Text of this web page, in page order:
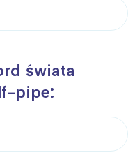
świata
pipe: